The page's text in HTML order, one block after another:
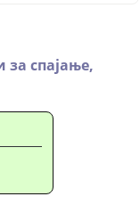
спајање,